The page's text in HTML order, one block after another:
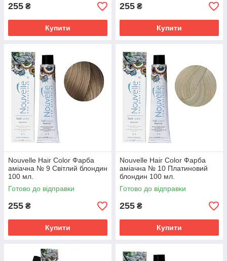
255 ₴
Купити
255 ₴
Купити
Nouvelle Hair Color Фарба
аміачна № 9 Світлий блондин
100 мл.
Готово до відправки
255 ₴
Купити
Nouvelle Hair Color Фарба
аміачна № 10 Платиновий
блондин 100 мл.
Готово до відправки
255 ₴
Купити